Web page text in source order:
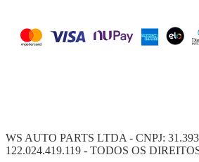
WS AUTO PARTS LTDA - CNPJ:
122.024.419.119 - TODOS OS